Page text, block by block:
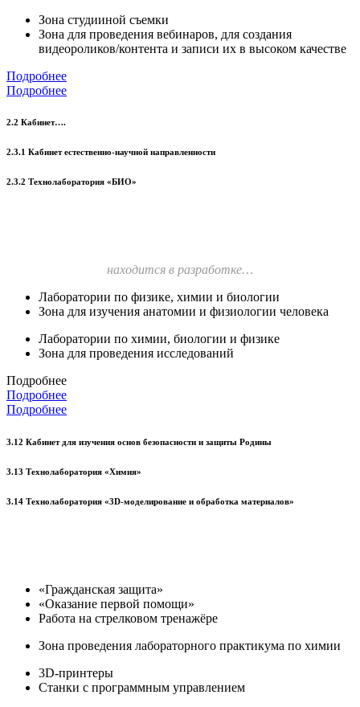
Зона студииной съемки
Зона для проведения вебинаров, для создания
видеороликов/контента и записи их в высоком качестве
Подробнее
Подробнее
2.2 Кабинет….
2.3.1 Кабинет естественно-научной направленности
2.3.2 Технолаборатория «БИО»
находится в разработке…
Лаборатории по физике, химии и биологии
Зона для изучения анатомии и физиологии человека
Лаборатории по химии, биологии и физике
Зона для проведения исследований
Подробнее
Подробнее
Подробнее
3.12 Кабинет для изучения основ безопасности и защиты Родины
3.13 Технолаборатория «Химия»
3.14 Технолаборатория «3D-моделирование и обработка материалов»
«Гражданская защита»
«Оказание первой помощи»
Работа на стрелковом тренажёре
Зона проведения лабораторного практикума по химии
3D-принтеры
Станки с программным управлением